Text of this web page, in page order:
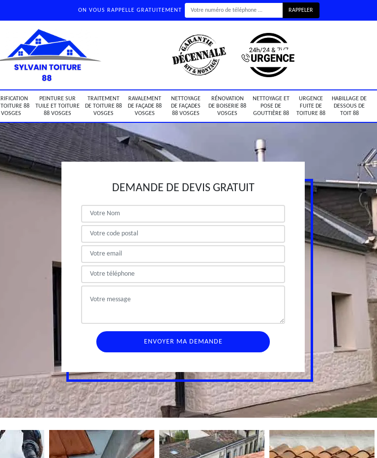
ON VOUS RAPPELLE GRATUITEMENT
TOITURE 88
VOSGES
PEINTURE SUR
TUILE ET TOITURE
88 VOSGES
TRAITEMENT
DE TOITURE 88
VOSGES
RAVALEMENT
DE FAÇADE 88
VOSGES
NETTOYAGE
DE FAÇADES
88 VOSGES
RÉNOVATION
DE BOISERIE 88
VOSGES
NETTOYAGE ET
POSE DE
GOUTTIÈRE 88
URGENCE
FUITE DE
TOITURE 88
HABILLAGE DE
DESSOUS DE
TOIT 88
DEMANDE DE DEVIS GRATUIT